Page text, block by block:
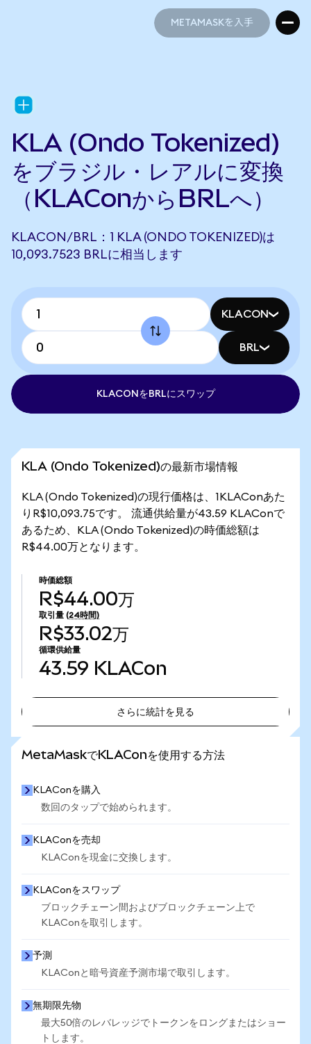
METAMASKを入手
KLA (Ondo Tokenized)
をブラジル・レアルに変換
（KLAConからBRLへ）
KLACON/BRL：1 KLA (ONDO TOKENIZED)は
10,093.7523 BRLに相当します
KLACON
BRL
KLACONをBRLにスワップ
KLA (Ondo Tokenized)の最新市場情報
KLA (Ondo Tokenized)の現行価格は、1KLAConあた
りR$10,093.75です。 流通供給量が43.59 KLAConで
あるため、KLA (Ondo Tokenized)の時価総額は
R$44.00万となります。
時価総額
R$44.00万
取引量 (24時間)
R$33.02万
循環供給量
43.59 KLACon
さらに統計を見る
MetaMaskでKLAConを使用する方法
KLAConを購入
数回のタップで始められます。
KLAConを売却
KLAConを現金に交換します。
KLAConをスワップ
ブロックチェーン間およびブロックチェーン上で
KLAConを取引します。
予測
KLAConと暗号資産予測市場で取引します。
無期限先物
最大50倍のレバレッジでトークンをロングまたはショー
トします。